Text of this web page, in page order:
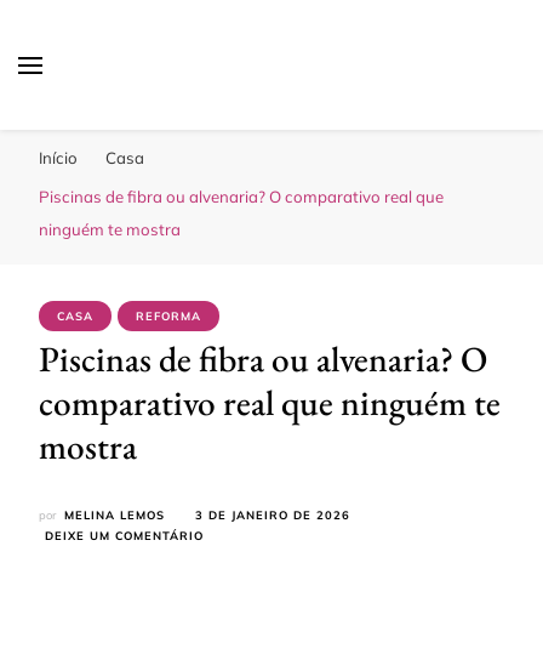
Início
Casa
Piscinas de fibra ou alvenaria? O comparativo real que
ninguém te mostra
CASA REFORMA
Piscinas de fibra ou alvenaria? O
comparativo real que ninguém te
mostra
por MELINA LEMOS
3 DE JANEIRO DE 2026
DEIXE UM COMENTÁRIO